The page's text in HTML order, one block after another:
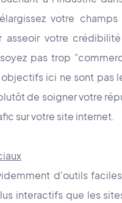
votre
asseoir votre
pas trop
ici ne sont pas
de soigner votre
sur votre site internet.
d'outils
interactifs que les